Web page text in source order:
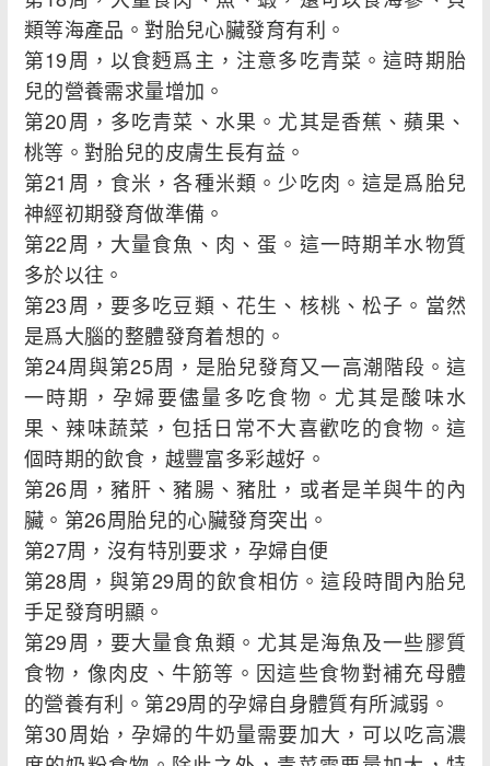
類等海產品。對胎兒心臟發育有利。
第19周，以食麪爲主，注意多吃青菜。這時期胎
兒的營養需求量增加。
第20周，多吃青菜、水果。尤其是香蕉、蘋果、
桃等。對胎兒的皮膚生長有益。
第21周，食米，各種米類。少吃肉。這是爲胎兒
神經初期發育做準備。
第22周，大量食魚、肉、蛋。這一時期羊水物質
多於以往。
第23周，要多吃豆類、花生、核桃、松子。當然
是爲大腦的整體發育着想的。
第24周與第25周，是胎兒發育又一高潮階段。這
一時期，孕婦要儘量多吃食物。尤其是酸味水
果、辣味蔬菜，包括日常不大喜歡吃的食物。這
個時期的飲食，越豐富多彩越好。
第26周，豬肝、豬腸、豬肚，或者是羊與牛的內
臟。第26周胎兒的心臟發育突出。
第27周，沒有特別要求，孕婦自便
第28周，與第29周的飲食相仿。這段時間內胎兒
手足發育明顯。
第29周，要大量食魚類。尤其是海魚及一些膠質
食物，像肉皮、牛筋等。因這些食物對補充母體
的營養有利。第29周的孕婦自身體質有所減弱。
第30周始，孕婦的牛奶量需要加大，可以吃高濃